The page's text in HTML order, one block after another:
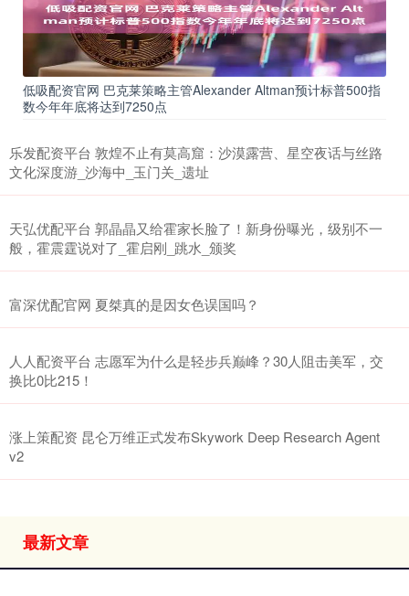
低吸配资官网 巴克莱策略主管Alexander Altman预计标普500指
数今年年底将达到7250点
乐发配资平台 敦煌不止有莫高窟：沙漠露营、星空夜话与丝路
文化深度游_沙海中_玉门关_遗址
天弘优配平台 郭晶晶又给霍家长脸了！新身份曝光，级别不一
般，霍震霆说对了_霍启刚_跳水_颁奖
富深优配官网 夏桀真的是因女色误国吗？
人人配资平台 志愿军为什么是轻步兵巅峰？30人阻击美军，交
换比0比215！
涨上策配资 昆仑万维正式发布Skywork Deep Research Agent
v2
最新文章